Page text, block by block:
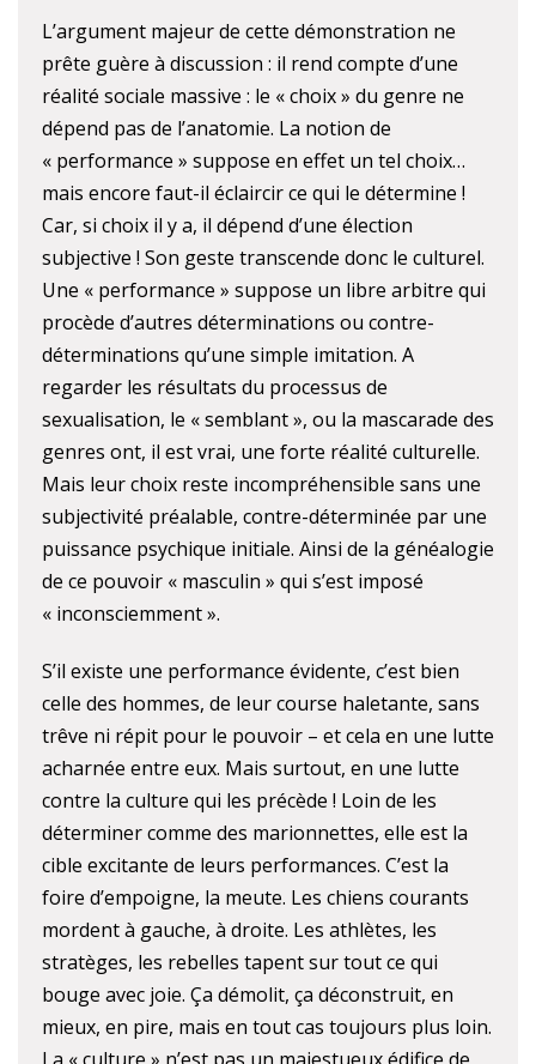
L’argument majeur de cette démonstration ne
prête guère à discussion : il rend compte d’une
réalité sociale massive : le « choix » du genre ne
dépend pas de l’anatomie. La notion de
« performance » suppose en effet un tel choix…
mais encore faut-il éclaircir ce qui le détermine !
Car, si choix il y a, il dépend d’une élection
subjective ! Son geste transcende donc le culturel.
Une « performance » suppose un libre arbitre qui
procède d’autres déterminations ou contre-
déterminations qu’une simple imitation. A
regarder les résultats du processus de
sexualisation, le « semblant », ou la mascarade des
genres ont, il est vrai, une forte réalité culturelle.
Mais leur choix reste incompréhensible sans une
subjectivité préalable, contre-déterminée par une
puissance psychique initiale. Ainsi de la généalogie
de ce pouvoir « masculin » qui s’est imposé
« inconsciemment ».
S’il existe une performance évidente, c’est bien
celle des hommes, de leur course haletante, sans
trêve ni répit pour le pouvoir – et cela en une lutte
acharnée entre eux. Mais surtout, en une lutte
contre la culture qui les précède ! Loin de les
déterminer comme des marionnettes, elle est la
cible excitante de leurs performances. C’est la
foire d’empoigne, la meute. Les chiens courants
mordent à gauche, à droite. Les athlètes, les
stratèges, les rebelles tapent sur tout ce qui
bouge avec joie. Ça démolit, ça déconstruit, en
mieux, en pire, mais en tout cas toujours plus loin.